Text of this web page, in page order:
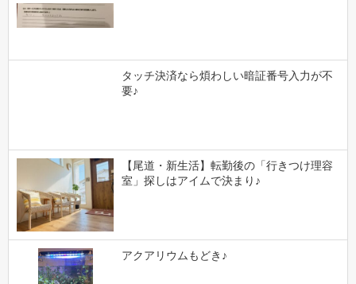
タッチ決済なら煩わしい暗証番号入力が不
要♪
【尾道・新生活】転勤後の「行きつけ理容
室」探しはアイムで決まり♪
アクアリウムもどき♪